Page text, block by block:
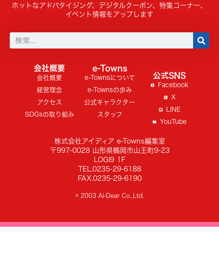
ホットなアドバタイジング、デジタルクーポン、特集コーナー、
イベント情報をアップします
会社概要
会社概要
経営理念
アクセス
SDGsの取り組み
e-Towns
e-Townsについて
e-Townsの歩み
公式キャラクター
スタッフ
公式SNS
Facebook
X
LINE
YouTube
株式会社アイディア e-Towns編集室
〒997-0028 山形県鶴岡市山王町9-23
LOGI9 1F
TEL.0235-29-6188
FAX.0235-29-6190
© 2003 Ai-Dear Co.,Ltd.